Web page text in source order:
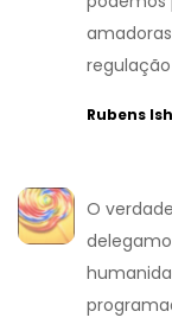
Rubens
O